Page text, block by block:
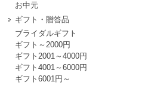
お中元
ギフト・贈答品
ブライダルギフト
ギフト～2000円
ギフト2001～4000円
ギフト4001～6000円
ギフト6001円～